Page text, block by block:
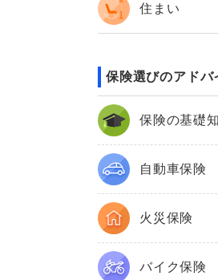
住まい
保険選びのアドバ
保険の基礎
自動車保険
火災保険
バイク保険